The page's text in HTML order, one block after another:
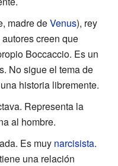
madre deVenus), rey
creen que
Boccaccio. Es un
No sigue el tema de
historia libremente.
Representa la
al hombre.
Es muy narcisista.
una relación